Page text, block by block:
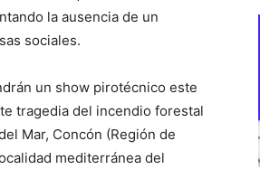
la ausencia de un
sociales.
un show pirotécnico este
tragedia del incendio forestal
Mar, Concón (Región de
mediterránea del